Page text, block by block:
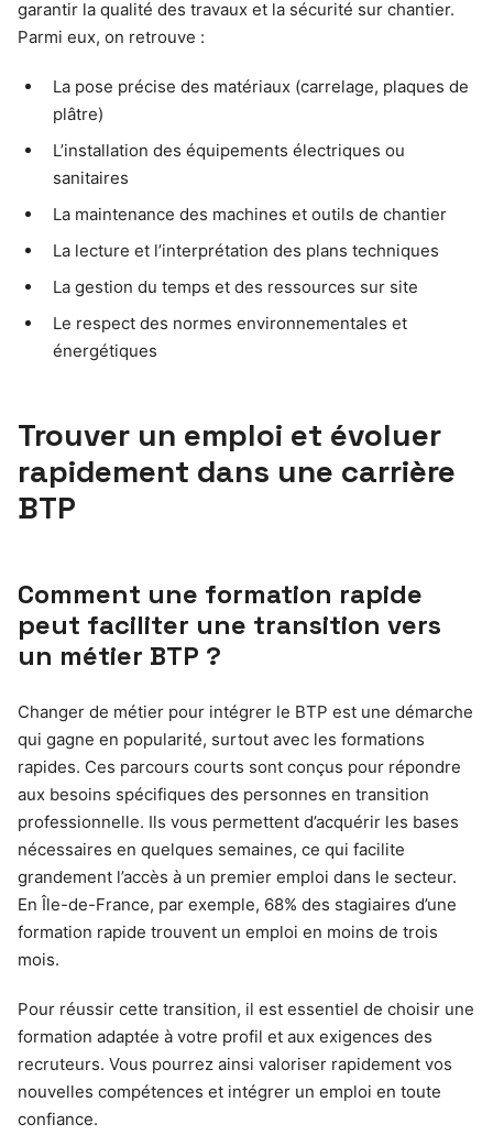
garantir la qualité des travaux et la sécurité sur chantier.
Parmi eux, on retrouve :
La pose précise des matériaux (carrelage, plaques de
plâtre)
L’installation des équipements électriques ou
sanitaires
La maintenance des machines et outils de chantier
La lecture et l’interprétation des plans techniques
La gestion du temps et des ressources sur site
Le respect des normes environnementales et
énergétiques
Trouver un emploi et évoluer
rapidement dans une carrière
BTP
Comment une formation rapide
peut faciliter une transition vers
un métier BTP ?
Changer de métier pour intégrer le BTP est une démarche
qui gagne en popularité, surtout avec les formations
rapides. Ces parcours courts sont conçus pour répondre
aux besoins spécifiques des personnes en transition
professionnelle. Ils vous permettent d’acquérir les bases
nécessaires en quelques semaines, ce qui facilite
grandement l’accès à un premier emploi dans le secteur.
En Île-de-France, par exemple, 68% des stagiaires d’une
formation rapide trouvent un emploi en moins de trois
mois.
Pour réussir cette transition, il est essentiel de choisir une
formation adaptée à votre profil et aux exigences des
recruteurs. Vous pourrez ainsi valoriser rapidement vos
nouvelles compétences et intégrer un emploi en toute
confiance.